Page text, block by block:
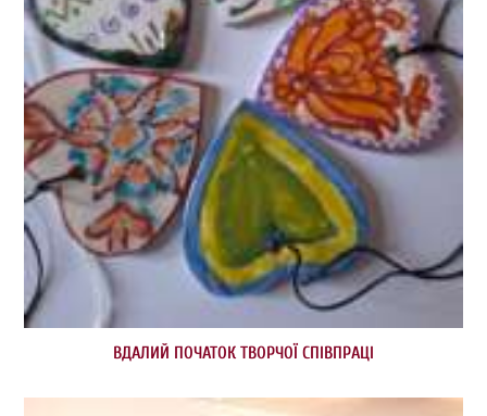
ВДАЛИЙ ПОЧАТОК ТВОРЧОЇ СПІВПРАЦІ